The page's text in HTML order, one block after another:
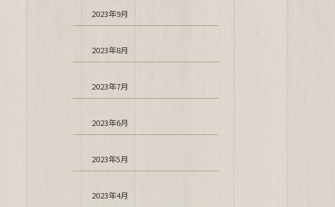
2023年9月
2023年8月
2023年7月
2023年6月
2023年5月
2023年4月